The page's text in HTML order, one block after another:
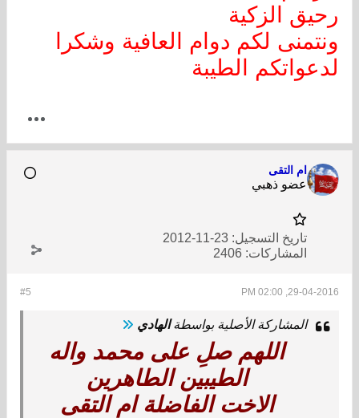
رحيق الزكية
ونتمنى لكم دوام العافية وشكرا
لدعواتكم الطيبة
ام التقى
عضو ذهبي
تاريخ التسجيل: 23-11-2012
المشاركات: 2406
#5 29-04-2016, 02:00 PM
المشاركة الأصلية بواسطةالهادي
اللهم صلِ على محمد واله
الطيبين الطاهرين
الاخت الفاضلة ام التقى